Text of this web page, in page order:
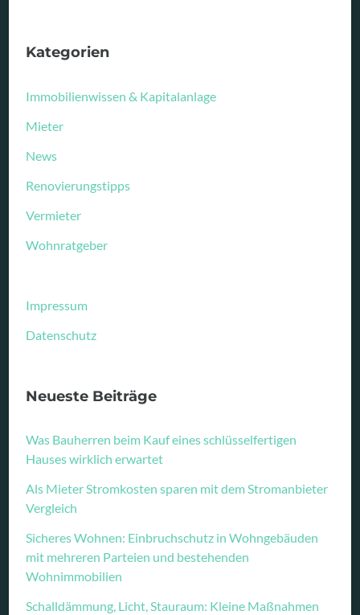
Kategorien
Immobilienwissen & Kapitalanlage
Mieter
News
Renovierungstipps
Vermieter
Wohnratgeber
Impressum
Datenschutz
Neueste Beiträge
Was Bauherren beim Kauf eines schlüsselfertigen
Hauses wirklich erwartet
Als Mieter Stromkosten sparen mit dem Stromanbieter
Vergleich
Sicheres Wohnen: Einbruchschutz in Wohngebäuden
mit mehreren Parteien und bestehenden
Wohnimmobilien
Schalldämmung, Licht, Stauraum: Kleine Maßnahmen